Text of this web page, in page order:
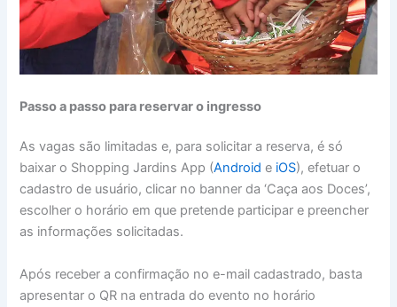
Passo a passo para reservar o ingresso
As vagas são limitadas e, para solicitar a reserva, é só
baixar o Shopping Jardins App (Android e iOS), efetuar o
cadastro de usuário, clicar no banner da ‘Caça aos Doces’,
escolher o horário em que pretende participar e preencher
as informações solicitadas.
Após receber a confirmação no e-mail cadastrado, basta
apresentar o QR na entrada do evento no horário